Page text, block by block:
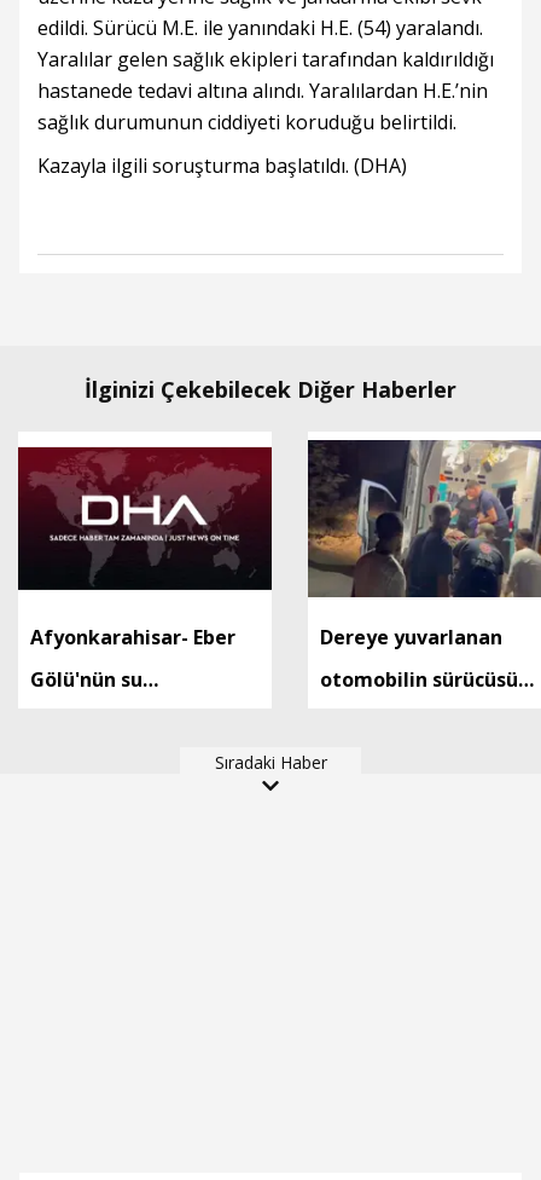
edildi. Sürücü M.E. ile yanındaki H.E. (54) yaralandı.
Yaralılar gelen sağlık ekipleri tarafından kaldırıldığı
hastanede tedavi altına alındı. Yaralılardan H.E.’nin
sağlık durumunun ciddiyeti koruduğu belirtildi.
Kazayla ilgili soruşturma başlatıldı. (DHA)
İlginizi Çekebilecek Diğer Haberler
Afyonkarahisar- Eber
Gölü'nün su
Dereye yuvarlanan
otomobilin sürücüsü
Sıradaki Haber